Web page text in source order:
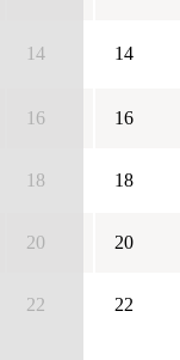
14 14
16 16
18 18
20 20
22 22